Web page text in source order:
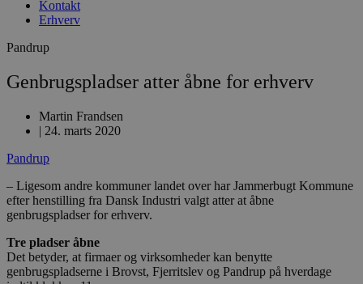
Kontakt
Erhverv
Pandrup
Genbrugspladser atter åbne for erhverv
Martin Frandsen
| 24. marts 2020
Pandrup
– Ligesom andre kommuner landet over har Jammerbugt Kommune
efter henstilling fra Dansk Industri valgt atter at åbne
genbrugspladser for erhverv.
Tre pladser åbne
Det betyder, at firmaer og virksomheder kan benytte
genbrugspladserne i Brovst, Fjerritslev og Pandrup på hverdage